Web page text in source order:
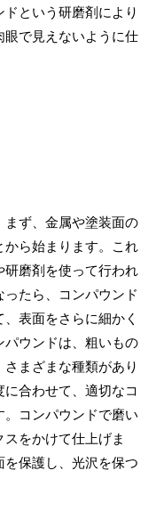
という研磨剤により
眼で見えないように仕
まず、金属や塗装面の
から始まります。これ
研磨剤を使って行われ
ったら、コンパウンド
表面をさらに細かく
パウンドは、粗いもの
まざまな種類があり
に合わせて、適切なコ
。コンパウンドで磨い
をかけて仕上げま
保護し、光沢を保つ